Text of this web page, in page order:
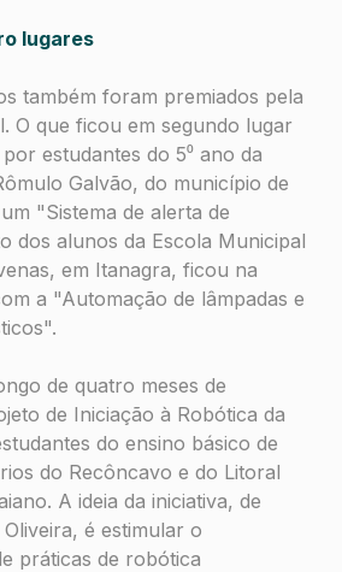
lugares
também foram premiados pela
O que ficou em segundo lugar
estudantes do 5⁰ ano da
Galvão, do município de
"Sistema de alerta de
dos alunos da Escola Municipal
em Itanagra, ficou na
a "Automação de lâmpadas e
de quatro meses de
de Iniciação à Robótica da
do ensino básico de
do Recôncavo e do Litoral
A ideia da iniciativa, de
é estimular o
práticas de robótica